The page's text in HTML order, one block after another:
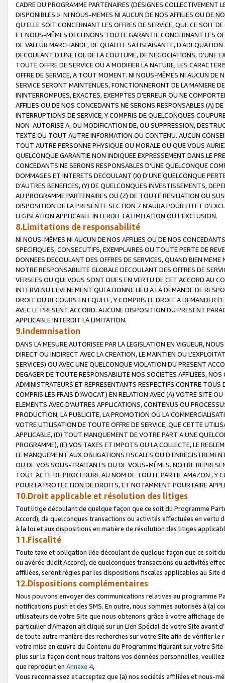
CADRE DU PROGRAMME PARTENAIRES (DESIGNES COLLECTIVEMENT
DISPONIBLES ». NI NOUS-MEMES NI AUCUN DE NOS AFFILIES OU DE
QU’ELLE SOIT CONCERNANT LES OFFRES DE SERVICE, QUE CE SOIT
ET NOUS-MÊMES DECLINONS TOUTE GARANTIE CONCERNANT LES
DE VALEUR MARCHANDE, DE QUALITE SATISFAISANTE,
DECOULANT D’UNE LOI, DE LA COUTUME, DE NEGOCIATIONS, D’UNE
TOUTE OFFRE DE SERVICE OU A MODIFIER LA NATURE, LES
OFFRE DE SERVICE, A TOUT MOMENT. NI NOUS-MÊMES NI AUCUN DE
SERVICE SERONT MAINTENUES, FONCTIONNERONT DE LA MANIERE
ININTERROMPUES, EXACTES, EXEMPTES D’ERREUR OU NE
AFFILIES OU DE NOS CONCEDANTS NE SERONS RESPONSABLES (A)
INTERRUPTIONS DE SERVICE, Y COMPRIS DE QUELCONQUES
NON-AUTORISE A, OU MODIFICATION DE, OU SUPPRESSION,
TEXTE OU TOUT AUTRE INFORMATION OU CONTENU. AUCUN
TOUT AUTRE PERSONNE PHYSIQUE OU MORALE OU QUE VOUS
QUELCONQUE GARANTIE NON INDIQUEE EXPRESSEMENT DANS LE
CONCEDANTS NE SERONS RESPONSABLES D’UNE QUELCONQUE
DOMMAGES ET INTERETS DECOULANT (X) D'UNE QUELCONQUE
D'AUTRES BENEFICES, (Y) DE QUELCONQUES INVESTISSEMENTS,
AU PROGRAMME PARTENAIRES OU (Z) DE TOUTE RESILIATION OU
DISPOSITION DE LA PRESENTE SECTION 7 N'AURA POUR EFFET
LEGISLATION APPLICABLE INTERDIT LA LIMITATION OU L’EXCLUSION.
8.Limitations de responsabilité
NI NOUS-MÊMES NI AUCUN DE NOS AFFILIES OU DE NOS
SPECIFIQUES, CONSECUTIFS, EXEMPLAIRES OU TOUTE PERTE DE
DONNEES DECOULANT DES OFFRES DE SERVICES, QUAND BIEN
NOTRE RESPONSABILITE GLOBALE DECOULANT DES OFFRES DE
VERSEES OU QUI VOUS SONT DUES EN VERTU DE CET ACCORD AU
INTERVENU L’EVENEMENT QUI A DONNE LIEU A LA DEMANDE DE
DROIT OU RECOURS EN EQUITE, Y COMPRIS LE DROIT A DEMANDER
AVEC LE PRESENT ACCORD. AUCUNE DISPOSITION DU PRESENT
APPLICABLE INTERDIT LA LIMITATION.
9.Indemnisation
DANS LA MESURE AUTORISEE PAR LA LEGISLATION EN VIGUEUR,
DIRECT OU INDIRECT AVEC LA CREATION, LE MAINTIEN OU
SERVICES) OU AVEC UNE QUELCONQUE VIOLATION DU PRESENT
DEGAGER DE TOUTE RESPONSABILITE NOS SOCIETES AFFILIEES,
ADMINISTRATEURS ET REPRESENTANTS RESPECTIFS CONTRE
COMPRIS LES FRAIS D’AVOCAT) EN RELATION AVEC (A) VOTRE SITE
ELEMENTS AVEC D’AUTRES APPLICATIONS, CONTENUS OU
PRODUCTION, LA PUBLICITE, LA PROMOTION OU LA
VOTRE UTILISATION DE TOUTE OFFRE DE SERVICE, QUE CETTE
APPLICABLE, (D) TOUT MANQUEMENT DE VOTRE PART A UNE
PROGRAMME), (E) VOS TAXES ET IMPOTS OU LA COLLECTE, LE
LE MANQUEMENT AUX OBLIGATIONS FISCALES OU
OU DE VOS SOUS-TRAITANTS OU DE VOUS-MÊMES. NOTRE
TOUT ACTE DE PROCEDURE AU NOM DE TOUTE PARTIE AMAZON , Y
POUR LA PROTECTION DE DROITS, ET NOTAMMENT POUR FAIRE
10.Droit applicable et résolution des litiges
Tout litige découlant de quelque façon que ce soit du Programme
Accord), de quelconques transactions ou activités effectuées en vertu
à la loi et aux dispositions en matière de résolution des litiges
11.Fiscalité
Toute taxe et obligation liée découlant de quelque façon que ce soit
ou avérée dudit Accord), de quelconques transactions ou activités
affiliées, seront régies par les dispositions fiscales applicables au Site
12.Dispositions complémentaires
Nous pouvons envoyer des communications relatives au programme
notifications push et des SMS. En outre, nous sommes autorisés à
utilisateurs de votre Site que nous obtenons grâce à votre affichage
particulier d'Amazon ait cliqué sur un Lien Spécial de votre Site avant
de toute autre manière des recherches sur votre Site afin de vérifier
votre mise en œuvre du Contenu du Programme figurant sur votre
plus sur la façon dont nous traitons vos données personnelles,
que reproduit en Annexe 4,
Vous reconnaissez et acceptez que (a) nos sociétés affiliées et nous-